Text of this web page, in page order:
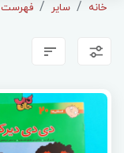
خانه سایر فهرست موضوعی